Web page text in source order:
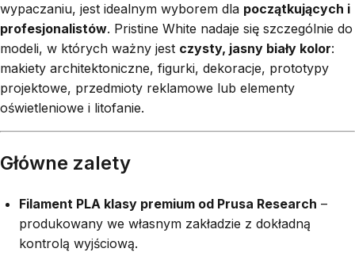
wypaczaniu, jest idealnym wyborem dla początkujących i
profesjonalistów. Pristine White nadaje się szczególnie do
modeli, w których ważny jest czysty, jasny biały kolor:
makiety architektoniczne, figurki, dekoracje, prototypy
projektowe, przedmioty reklamowe lub elementy
oświetleniowe i litofanie.
Główne zalety
Filament PLA klasy premium od Prusa Research –
produkowany we własnym zakładzie z dokładną
kontrolą wyjściową.